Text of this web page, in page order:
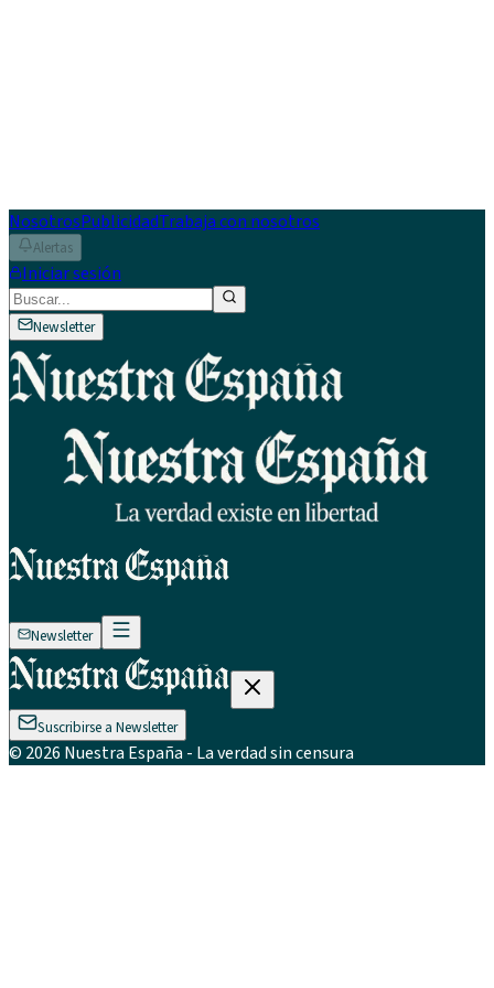
NosotrosPublicidadTrabaja con nosotros
Alertas
Iniciar sesión
Newsletter
Newsletter
Suscribirse a Newsletter
© 2026 Nuestra España - La verdad sin censura